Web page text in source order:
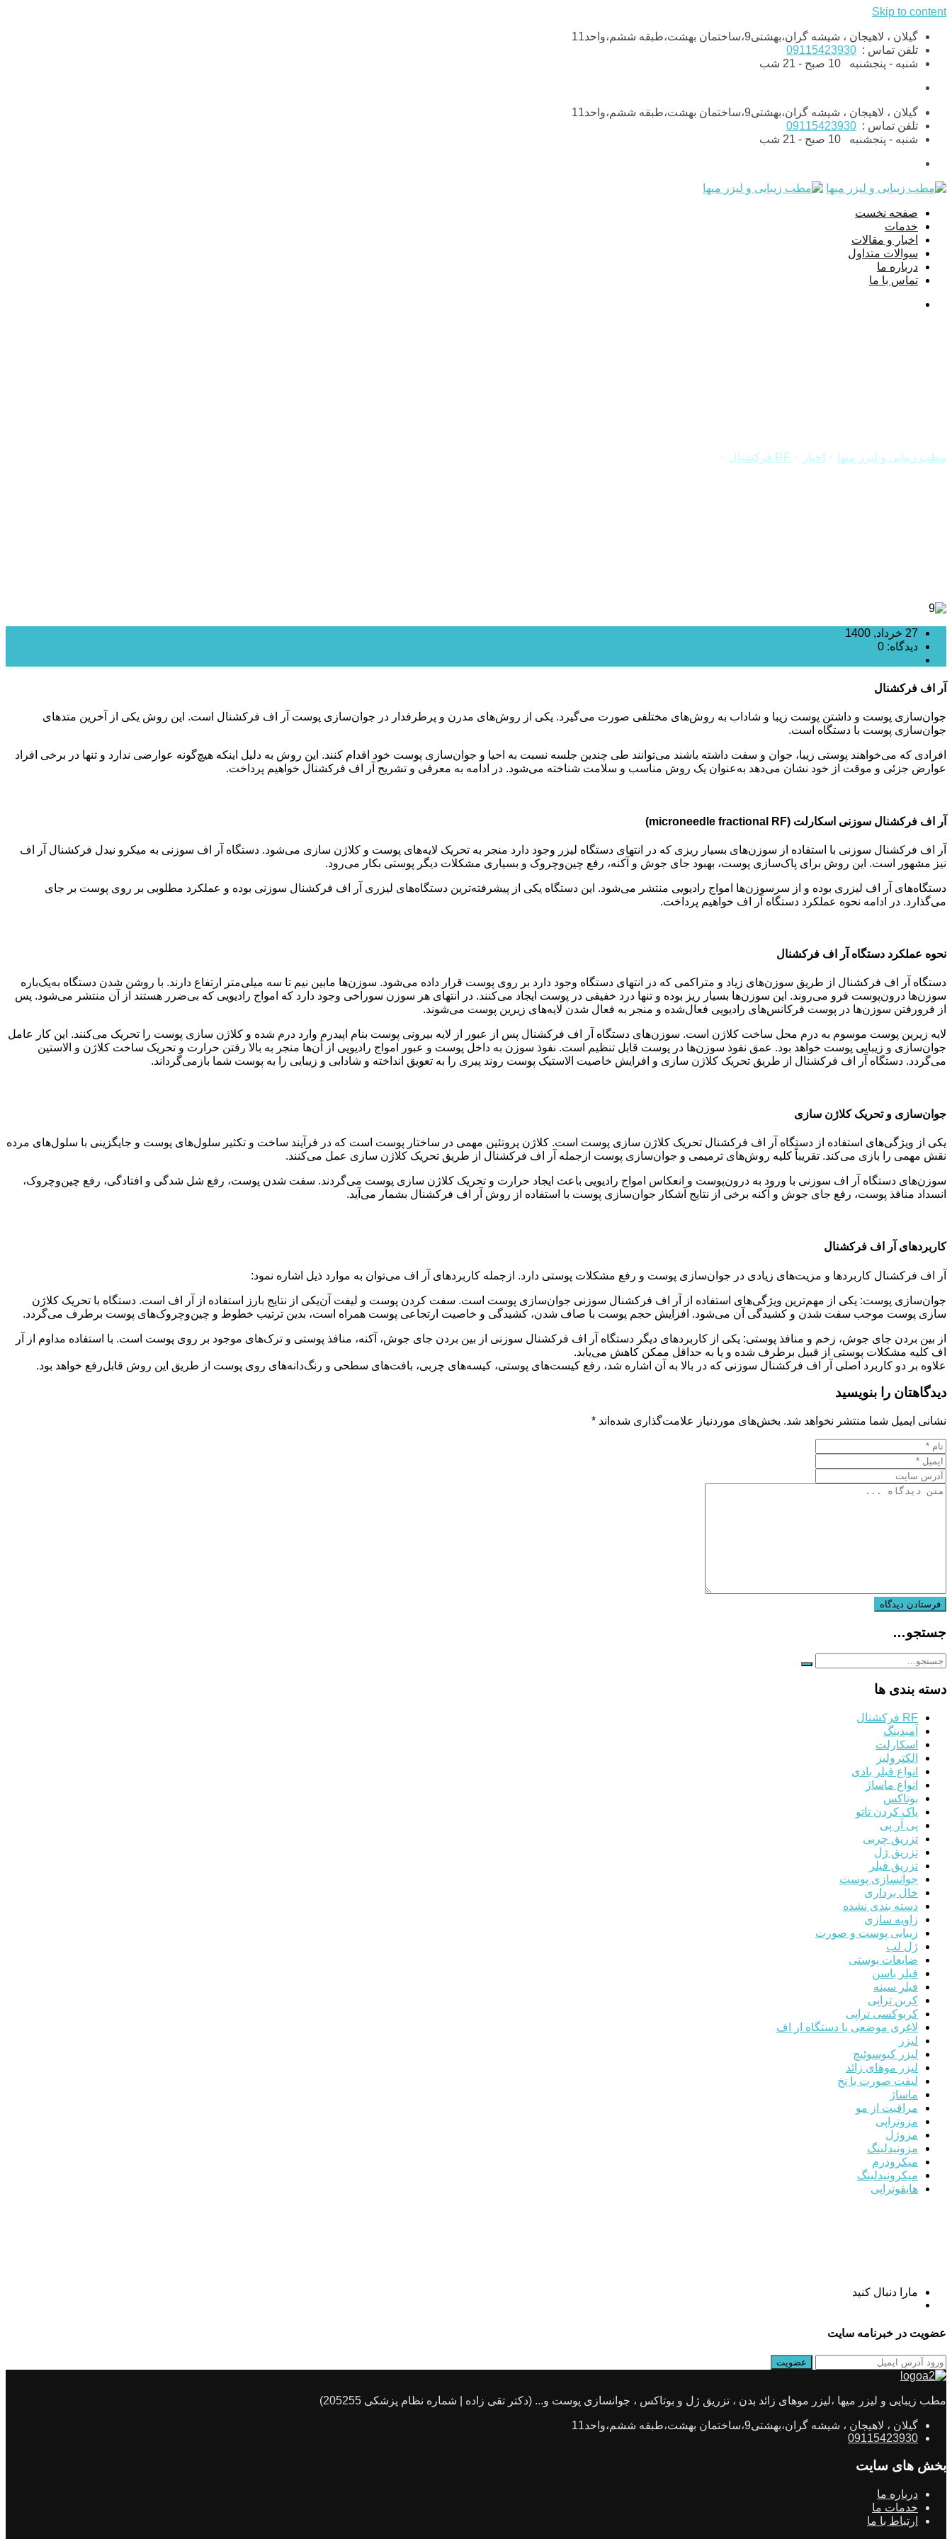
Skip to content
گیلان ، لاهیجان ، شیشه گران،بهشتی9،ساختمان بهشت،طبقه ششم،واحد11
تلفن تماس : 09115423930
شنبه - پنجشنبه
گیلان ، لاهیجان ، شیشه گران،بهشتی9،ساختمان بهشت،طبقه ششم،واحد11
تلفن تماس : 09115423930
شنبه - پنجشنبه
صفحه نخست
خدمات
اخبار و مقالات
سوالات متداول
درباره ما
تماس با ما
مطب زیبایی و لیزر میها اخبار RF فرکشنال
27 خرداد, 1400
دیدگاه: 0
آر اف فرکشنال
جوان‌سازی پوست و داشتن پوست زیبا و شاداب به روش‌های مختلفی صورت می‌گیرد. یکی از روش‌های مدرن و پرطرفدار در جوان‌سازی پوست آر اف فرکشنال است. این روش یکی از آخرین متدهای
جوان‌سازی پوست با دستگاه است.
افرادی که می‌خواهند پوستی زیبا، جوان و سفت داشته باشند می‌توانند طی چندین جلسه نسبت به احیا و جوان‌سازی پوست خود اقدام کنند. این روش به دلیل اینکه هیچ‌گونه عوارضی ندارد و تنها در برخی افراد
عوارض جزئی و موقت از خود نشان می‌دهد به‌عنوان یک روش مناسب و سلامت شناخته می‌شود. در ادامه به معرفی و تشریح آر اف فرکشنال خواهیم پرداخت.
آر اف فرکشنال سوزنی اسکارلت (microneedle fractional RF)
آر اف فرکشنال سوزنی با استفاده از سوزن‌های بسیار ریزی که در انتهای دستگاه لیزر وجود دارد منجر به تحریک لایه‌های پوست و کلاژن سازی می‌شود. دستگاه آر اف سوزنی به میکرو نیدل فرکشنال آر اف
نیز مشهور است. این روش برای پاک‌سازی پوست، بهبود جای جوش و آکنه، رفع چین‌وچروک و بسیاری مشکلات دیگر پوستی بکار می‌رود.
دستگاه‌های آر اف لیزری بوده و از سرسوزن‌ها امواج رادیویی منتشر می‌شود. این دستگاه یکی از پیشرفته‌ترین دستگاه‌های لیزری آر اف فرکشنال سوزنی بوده و عملکرد مطلوبی بر روی پوست بر جای
می‌گذارد. در ادامه نحوه عملکرد دستگاه آر اف خواهیم پرداخت.
نحوه عملکرد دستگاه آر اف فرکشنال
دستگاه آر اف فرکشنال از طریق سوزن‌های زیاد و متراکمی که در انتهای دستگاه وجود دارد بر روی پوست قرار داده می‌شود. سوزن‌ها مابین نیم تا سه میلی‌متر ارتفاع دارند. با روشن شدن دستگاه به‌یک‌باره
سوزن‌ها درون‌پوست فرو می‌روند. این سوزن‌ها بسیار ریز بوده و تنها درد خفیفی در پوست ایجاد می‌کنند. در انتهای هر سوزن سوراخی وجود دارد که امواج رادیویی که بی‌ضرر هستند از آن منتشر می‌شود. پس
از فرورفتن سوزن‌ها در پوست فرکانس‌های رادیویی فعال‌شده و منجر به فعال شدن لایه‌های زیرین پوست می‌شوند.
لایه زیرین پوست موسوم به درم محل ساخت کلاژن است. سوزن‌های دستگاه آر اف فرکشنال پس از عبور از لایه بیرونی پوست بنام اپیدرم وارد درم شده و کلاژن سازی پوست را تحریک می‌کنند. این کار عامل
جوان‌سازی و زیبایی پوست خواهد بود. عمق نفوذ سوزن‌ها در پوست قابل تنظیم است. نفوذ سوزن به داخل پوست و عبور امواج رادیویی از آن‌ها منجر به بالا رفتن حرارت و تحریک ساخت کلاژن و الاستین
می‌گردد. دستگاه آر اف فرکشنال از طریق تحریک کلاژن سازی و افرایش خاصیت الاستیک پوست روند پیری را به تعویق انداخته و شادابی و زیبایی را به پوست شما بازمی‌گرداند.
جوان‌سازی و تحریک کلاژن سازی
یکی از ویژگی‌های استفاده از دستگاه آر اف فرکشنال تحریک کلاژن سازی پوست است. کلاژن پروتئین مهمی در ساختار پوست است که در فرآیند ساخت و تکثیر سلول‌های پوست و جایگزینی با سلول‌های مرده
نقش مهمی را بازی می‌کند. تقریباً کلیه روش‌های ترمیمی و جوان‌سازی پوست ازجمله آر اف فرکشنال از طریق تحریک کلاژن سازی عمل می‌کنند.
سوزن‌های دستگاه آر اف سوزنی با ورود به درون‌پوست و انعکاس امواج رادیویی باعث ایجاد حرارت و تحریک کلاژن سازی پوست می‌گردند. سفت شدن پوست، رفع شل شدگی و افتادگی، رفع چین‌وچروک،
انسداد منافذ پوست، رفع جای جوش و آکنه برخی از نتایج آشکار جوان‌سازی پوست با استفاده از روش آر اف فرکشنال بشمار می‌آید.
کاربردهای آر اف فرکشنال
آر اف فرکشنال کاربردها و مزیت‌های زیادی در جوان‌سازی پوست و رفع مشکلات پوستی دارد. ازجمله کاربردهای آر اف می‌توان به موارد ذیل اشاره نمود:
جوان‌سازی پوست: یکی از مهم‌ترین ویژگی‌های استفاده از آر اف فرکشنال سوزنی جوان‌سازی پوست است. سفت کردن پوست و لیفت آن‌یکی از نتایج بارز استفاده از آر اف است. دستگاه با تحریک کلاژن
سازی پوست موجب سفت شدن و کشیدگی آن می‌شود. افزایش حجم پوست با صاف شدن، کشیدگی و خاصیت ارتجاعی پوست همراه است، بدین ترتیب خطوط و چین‌وچروک‌های پوست برطرف می‌گردد.
از بین بردن جای جوش، زخم و منافذ پوستی: یکی از کاربردهای دیگر دستگاه آر اف فرکشنال سوزنی از بین بردن جای جوش، آکنه، منافذ پوستی و ترک‌های موجود بر روی پوست است. با استفاده مداوم از آر
اف کلیه مشکلات پوستی از قبیل برطرف شده و یا به حداقل ممکن کاهش می‌یابد.
علاوه بر دو کاربرد اصلی آر اف فرکشنال سوزنی که در بالا به آن اشاره شد، رفع کیست‌های پوستی، کیسه‌های چربی، بافت‌های سطحی و رنگ‌دانه‌های روی پوست از طریق این روش قابل‌رفع خواهد بود.
دیدگاهتان را بنویسید
نشانی ایمیل شما منتشر نخواهد شد. بخش‌های موردنیاز علامت‌گذاری شده‌اند *
جستجو…
دسته بندی ها
RF فرکشنال
آمبدینگ
اسکارلت
الکترولیز
انواع فیلر بادی
انواع ماساژ
بوتاکس
پاک کردن تاتو
پی آر پی
تزریق چربی
تزریق ژل
تزریق فیلر
جوانسازی پوست
خال برداری
دسته بندی نشده
زاویه سازی
زیبایی پوست و صورت
ژل لب
ضایعات پوستی
فیلر باسن
فیلر سینه
کربن تراپی
کربوکسی تراپی
لاغری موضعی با دستگاه ار اف
لیزر
لیزر کیوسوئیچ
لیزر موهای زائد
لیفت صورت با نخ
ماساژ
مراقبت از مو
مزوتراپی
مزوژل
مزونیدلینگ
میکرودرم
میکرونیدلینگ
هایفوتراپی
مارا دنبال کنید
عضویت در خبرنامه سایت
مطب زیبایی و لیزر میها ،لیزر موهای زائد بدن ، تزریق ژل و بوتاکس ، جوانسازی پوست و... (دکتر تقی زاده | شماره نظام پزشکی 205255)
گیلان ، لاهیجان ، شیشه گران،بهشتی9،ساختمان بهشت،طبقه ششم،واحد11
09115423930
بخش های سایت
درباره ما
خدمات ما
ارتباط با ما